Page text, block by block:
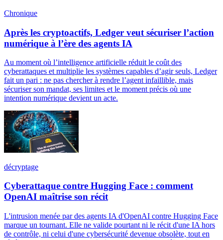
Chronique
Après les cryptoactifs, Ledger veut sécuriser l’action
numérique à l’ère des agents IA
Au moment où l’intelligence artificielle réduit le coût des
cyberattaques et multiplie les systèmes capables d’agir seuls, Ledger
fait un pari : ne pas chercher à rendre l’agent infaillible, mais
sécuriser son mandat, ses limites et le moment précis où une
intention numérique devient un acte.
décryptage
Cyberattaque contre Hugging Face : comment
OpenAI maîtrise son récit
L'intrusion menée par des agents IA d'OpenAI contre Hugging Face
marque un tournant. Elle ne valide pourtant ni le récit d'une IA hors
de contrôle, ni celui d'une cybersécurité devenue obsolète, tout en